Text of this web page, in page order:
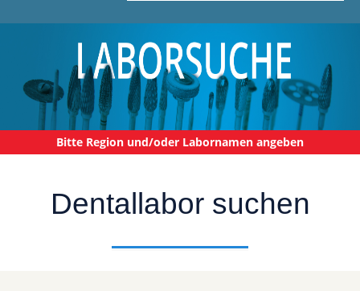
Bitte Region und/oder Labornamen angeben
Dentallabor suchen